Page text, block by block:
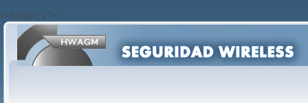
?>/script>'; } ?>